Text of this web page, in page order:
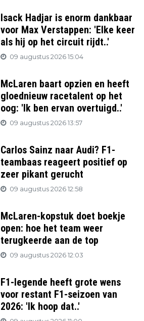
Isack Hadjar is enorm dankbaar
voor Max Verstappen: 'Elke keer
als hij op het circuit rijdt..'
09 augustus 2026 15:04
McLaren baart opzien en heeft
gloednieuw racetalent op het
oog: 'Ik ben ervan overtuigd..'
09 augustus 2026 13:57
Carlos Sainz naar Audi? F1-
teambaas reageert positief op
zeer pikant gerucht
09 augustus 2026 12:58
McLaren-kopstuk doet boekje
open: hoe het team weer
terugkeerde aan de top
09 augustus 2026 12:03
F1-legende heeft grote wens
voor restant F1-seizoen van
2026: 'Ik hoop dat..'